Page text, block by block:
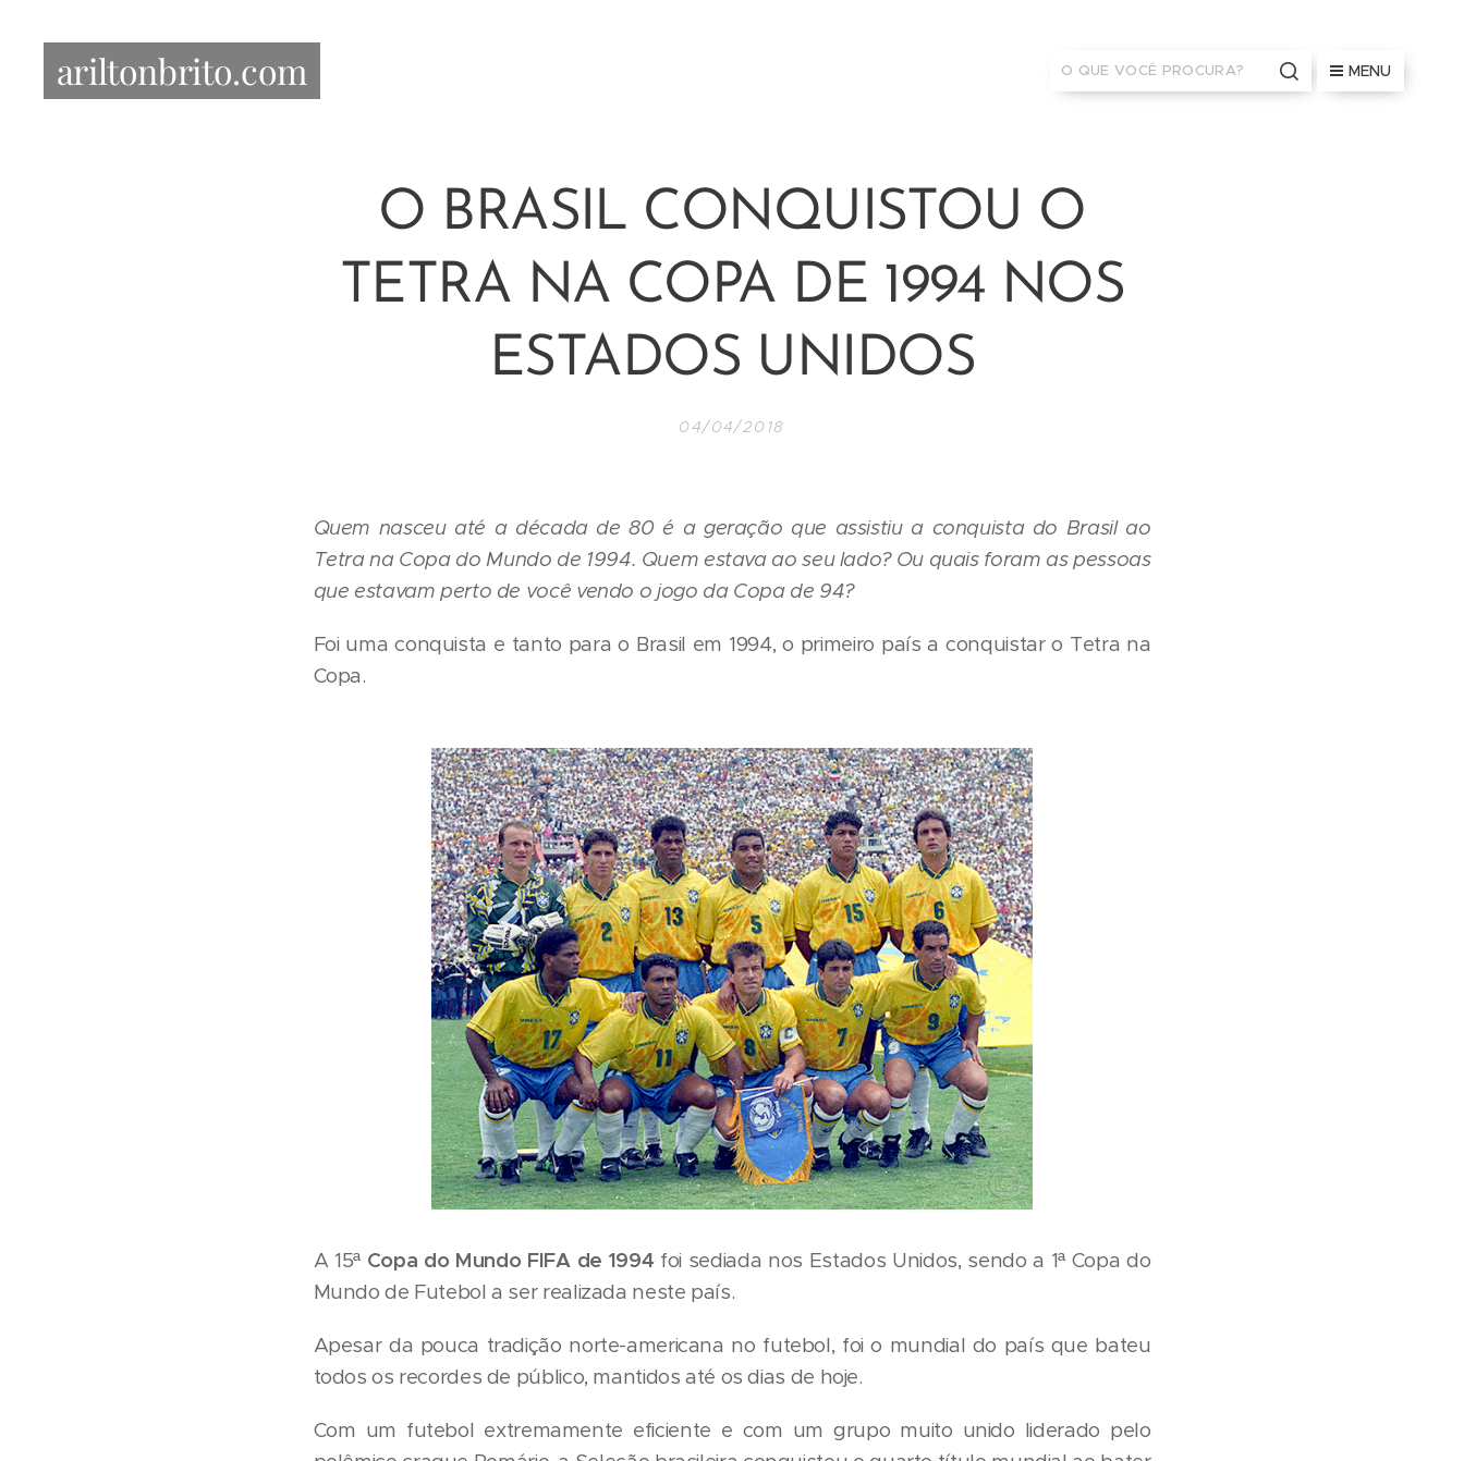
ariltonbrito.com MENU
O BRASIL CONQUISTOU O
TETRA NA COPA DE 1994 NOS
ESTADOS UNIDOS
04/04/2018
Quem nasceu até a década de 80 é a geração que assistiu a conquista do Brasil ao
Tetra na Copa do Mundo de 1994. Quem estava ao seu lado? Ou quais foram as pessoas
que estavam perto de você vendo o jogo da Copa de 94?
Foi uma conquista e tanto para o Brasil em 1994, o primeiro país a conquistar o Tetra na
Copa.
A 15ª Copa do Mundo FIFA de 1994 foi sediada nos Estados Unidos, sendo a 1ª Copa do
Mundo de Futebol a ser realizada neste país.
Apesar da pouca tradição norte-americana no futebol, foi o mundial do país que bateu
todos os recordes de público, mantidos até os dias de hoje.
Com um futebol extremamente eficiente e com um grupo muito unido liderado pelo